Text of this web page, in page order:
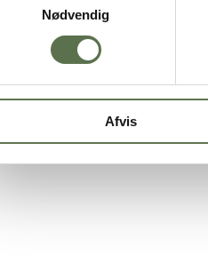
Nødvendig
Afvis
morgen. En farverig og
serveret med en lækker